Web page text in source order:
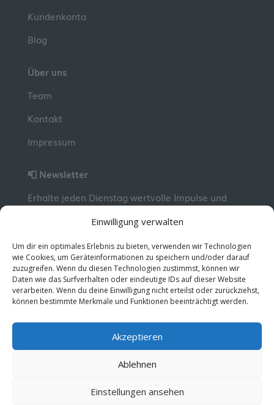
Einwilligung verwalten
Um dir ein optimales Erlebnis zu bieten, verwenden wir Technologien
wie Cookies, um Geräteinformationen zu speichern und/oder darauf
zuzugreifen. Wenn du diesen Technologien zustimmst, können wir
Daten wie das Surfverhalten oder eindeutige IDs auf dieser Website
verarbeiten. Wenn du deine Einwilligung nicht erteilst oder zurückziehst,
können bestimmte Merkmale und Funktionen beeinträchtigt werden.
Akzeptieren
Ablehnen
Einstellungen ansehen
Kundenkonto
Blog
Über uns
Team
Kontakt
Impressum
📮 Newsletter
Erhalte jeden Dienstag wertvolle Impulse und
kostenlos abonnieren!
© 2026 MentorMe. Alle Rechte vorbehalten.
Datenschutz
AGBs